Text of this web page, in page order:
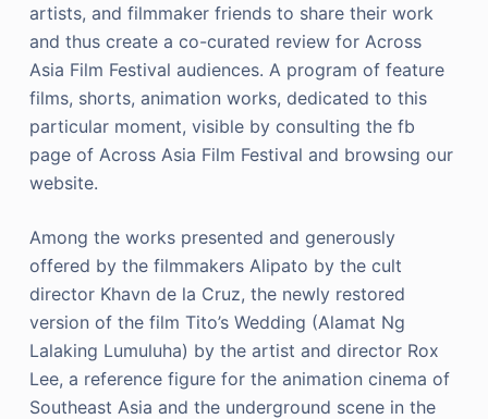
artists, and filmmaker friends to share their work
and thus create a co-curated review for Across
Asia Film Festival audiences. A program of feature
films, shorts, animation works, dedicated to this
particular moment, visible by consulting the fb
page of Across Asia Film Festival and browsing our
website.
Among the works presented and generously
offered by the filmmakers Alipato by the cult
director Khavn de la Cruz, the newly restored
version of the film Tito’s Wedding (Alamat Ng
Lalaking Lumuluha) by the artist and director Rox
Lee, a reference figure for the animation cinema of
Southeast Asia and the underground scene in the